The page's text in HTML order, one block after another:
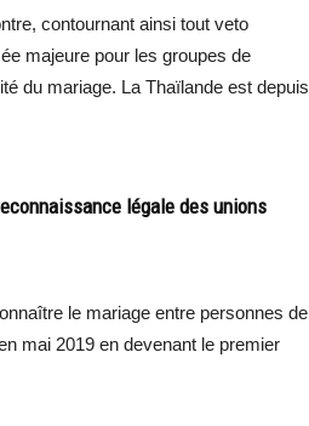
contournant ainsi tout veto
majeure pour les groupes de
du mariage. La Thaïlande est depuis
légale des unions
le mariage entre personnes de
mai 2019 en devenant le premier